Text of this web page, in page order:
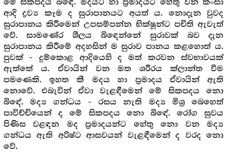
මේ සිකපදය බිඳේ. මදයට හා ප්‍ර‍මාදයට හේතු වන කංසා
ආදි ද්‍ර‍ව්‍ය කෑම ද සුරාපානයට අයත් ය. නොදැන වුවද
සුරාපානය කිරීමෙන් උපසම්පන්න භික්ෂූන්ට පචිති ඇවැත්
වේ. සාමණේර ශීලය බිඳෙන්නේ සුරාවක් බව දැන
සුරාපානය කිරීමේ අදහසින් ම සුරාව පානය කළහොත් ය.
පුවක් - දුම්කොළ ආදියෙහි ද මත් කරවන ස්වභාවයක්
ඇත්තේ ය. ඒවායින් වන මත ශරීරය ක්ලාන්ත වීම
පමණෙකි. ඉහත කී මදය හා ප්‍ර‍මාදය ඒවායින් ඇති
නොවේ. එබැවින් ඒවා වැළඳීමෙන් මේ සිකපදය නො
බිඳේ. මද්‍ය ගන්ධය - රසය නැති මද්‍ය මිශ්‍ර‍ බෙහෙත්
පාවිච්චියෙන් ද මේ සිකපදය නො බිඳේ. රෝග සුවය
පිණිස වළඳන මද ප්‍ර‍මාදයන්ට හේතු නො වන මද්‍ය
ගන්ධය ඇති අරිෂ්ට ආසවයන් වැළඳීමෙන් ද වරද නො
වේ.